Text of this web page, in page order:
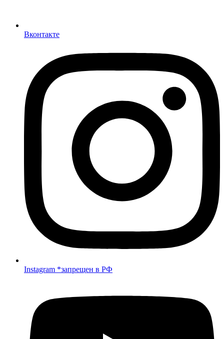
Вконтакте
Instagram *запрещен в РФ